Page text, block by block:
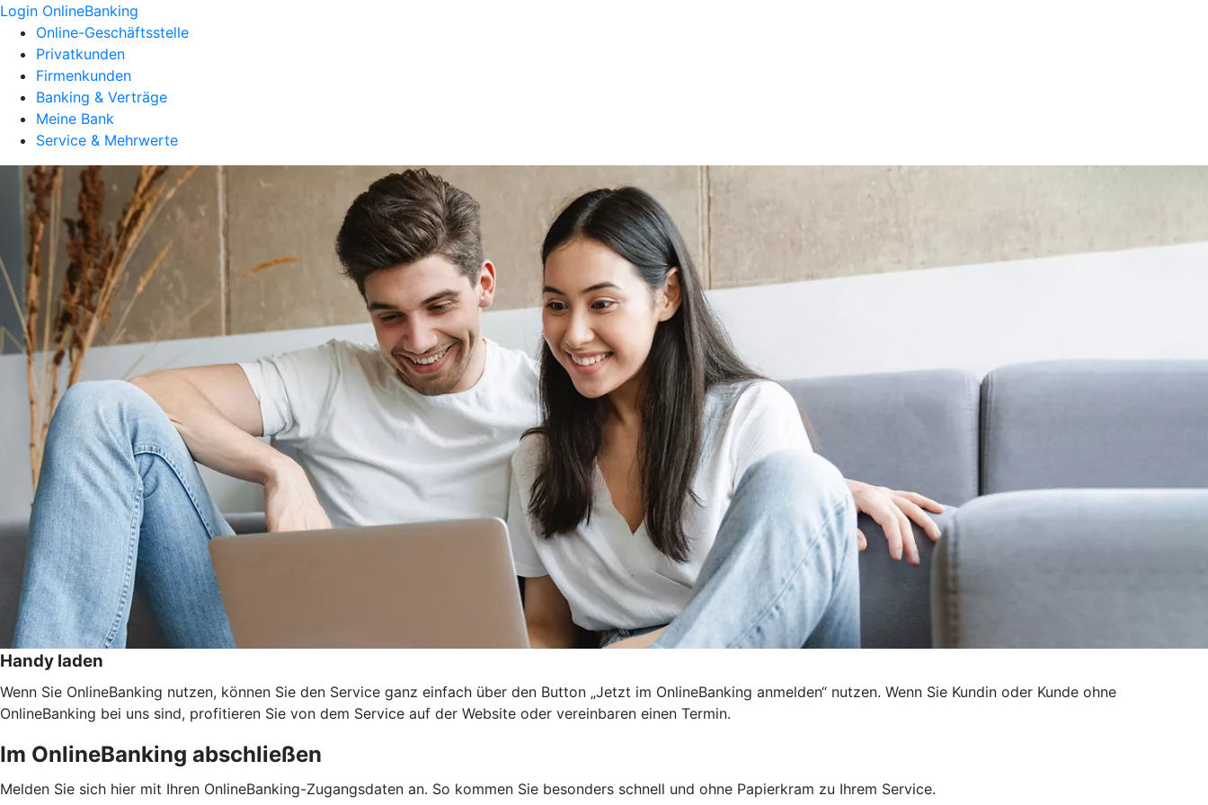
Login OnlineBanking
Online-Geschäftsstelle
Privatkunden
Firmenkunden
Banking & Verträge
Meine Bank
Service & Mehrwerte
Handy laden
Wenn Sie OnlineBanking nutzen, können Sie den Service ganz einfach über den Button „Jetzt im OnlineBanking anmelden“ nutzen. Wenn Sie Kundin oder Kunde ohne
OnlineBanking bei uns sind, profitieren Sie von dem Service auf der Website oder vereinbaren einen Termin.
Im OnlineBanking abschließen
Melden Sie sich hier mit Ihren OnlineBanking-Zugangsdaten an. So kommen Sie besonders schnell und ohne Papierkram zu Ihrem Service.